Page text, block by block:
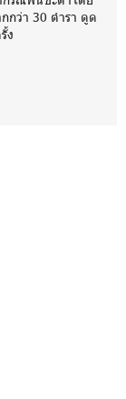
กว่า 30 ตำรา ดูด
ง